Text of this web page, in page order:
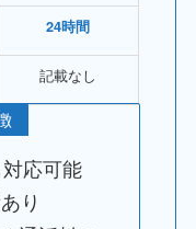
24時間
記載なし
応可能
り